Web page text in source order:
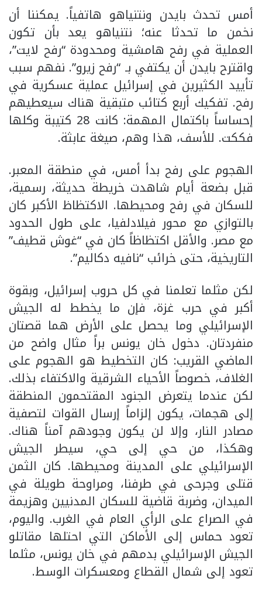
أمس تحدث بايدن ونتنياهو هاتفياً. يمكننا أن
نخمن ما تحدثا عنه؛ نتنياهو يعد بأن تكون
العملية في رفح هامشية ومحدودة “رفح لايت”،
واقترح بايدن أن يكتفي بـ “رفح زيرو”. نفهم سبب
تأييد الكثيرين في إسرائيل عملية عسكرية في
رفح. تفكيك أربع كتائب متبقية هناك سيعطيهم
إحساساً باكتمال المهمة: كانت 28 كتيبة وكلها
فككت. للأسف، هذا وهم، صيغة عابثة.
الهجوم على رفح بدأ أمس، في منطقة المعبر.
قبل بضعة أيام شاهدت خريطة حديثة، رسمية،
للسكان في رفح ومحيطها. الاكتظاظ الأكبر كان
بالتوازي مع محور فيلادلفيا، على طول الحدود
مع مصر. والأقل اكتظاظاً كان في “غوش قطيف”
التاريخية، حتى خرائب “نافيه دكاليم”.
لكن مثلما تعلمنا في كل حروب إسرائيل، وبقوة
أكبر في حرب غزة، فإن ما يخطط له الجيش
الإسرائيلي وما يحصل على الأرض هما قصتان
منفردتان. دخول خان يونس براً مثال واضح من
الماضي القريب: كان التخطيط هو الهجوم على
الغلاف، خصوصاً الأحياء الشرقية والاكتفاء بذلك.
لكن عندما يتعرض الجنود المقتحمون المنطقة
إلى هجمات، يكون إلزاماً إرسال القوات لتصفية
مصادر النار، وإلا لن يكون وجودهم آمناً هناك.
وهكذا، من حي إلى حي، سيطر الجيش
الإسرائيلي على المدينة ومحيطها. كان الثمن
قتلى وجرحى في طرفنا، ومراوحة طويلة في
الميدان، وضربة قاضية للسكان المدنيين وهزيمة
في الصراع على الرأي العام في الغرب. واليوم،
تعود حماس إلى الأماكن التي احتلها مقاتلو
الجيش الإسرائيلي بدمهم في خان يونس، مثلما
تعود إلى شمال القطاع ومعسكرات الوسط.